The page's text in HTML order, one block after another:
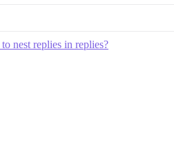
nest replies in replies?